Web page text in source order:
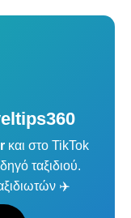
και στο TikTok
ταξιδιού.
✈️